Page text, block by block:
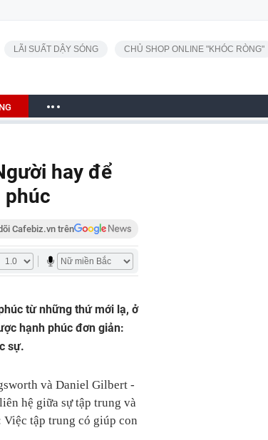
LÃI SUẤT DẬY SÓNG CHỦ SHOP ONLINE "KHÓC RÒNG"
hay để
phúc
Cafebiz.vn trên
từ những thứ mới lạ, ở
hạnh phúc đơn giản:
sự.
và Daniel Gilbert -
hệ giữa sự tập trung và
tập trung có giúp con